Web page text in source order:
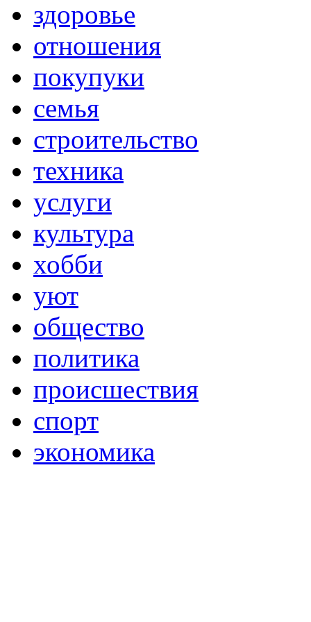
здоровье
отношения
покупуки
семья
строительство
техника
услуги
культура
хобби
уют
общество
политика
происшествия
спорт
экономика